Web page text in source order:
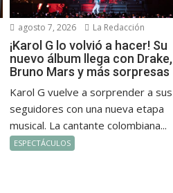
agosto 7, 2026 La Redacción
¡Karol G lo volvió a hacer! Su
nuevo álbum llega con Drake,
Bruno Mars y más sorpresas
Karol G vuelve a sorprender a sus
seguidores con una nueva etapa
musical. La cantante colombiana...
ESPECTÁCULOS